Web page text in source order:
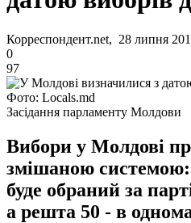
Корреспондент.net, 28 липня
0
97
Фото: Locals.md
Засідання парламенту Молдови
Вибори у Молдові
змішаною системою:
буде обраний за
а решта 50 - в